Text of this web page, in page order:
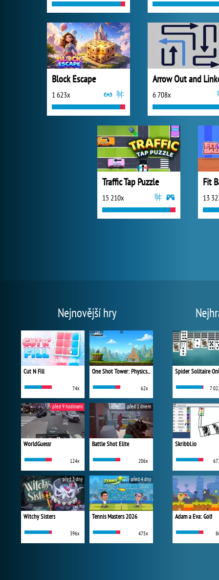
Block Escape
1 623x
Arrow Out and
6 708x
Traffic Tap Puzzle
15 210x
Fit
13
Nejnovější hry
Cut N Fill
74x
One Shot Tower: Physics Destroyer
62x
WorldGuessr
124x
před 9 hodinami
Battle Shot Elite
206x
před 1 dnem
Witchy Sisters
396x
před 3 dny
Tennis Masters 2026
475x
před 4 dny
Spider Solitaire
7
Skribbl.io
Adam a Eva: Golf